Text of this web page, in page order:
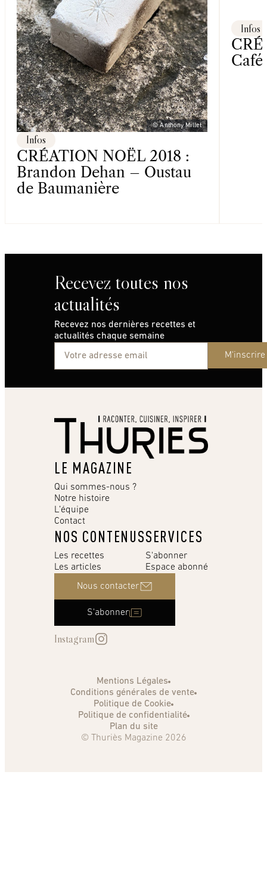
© Anthony Millet
Infos
CRÉATION NOËL 2018 :
Brandon Dehan – Oustau
de Baumanière
Infos
Recevez toutes nos
actualités
Recevez nos dernières recettes et
actualités chaque semaine
M'inscrire
LE MAGAZINE
Qui sommes-nous ?
Notre histoire
L’équipe
Contact
NOS CONTENUS
Les recettes
Les articles
SERVICES
S'abonner
Espace abonné
Nous contacter
S'abonner
Instagram
Mentions Légales
Conditions générales de vente
Politique de Cookie
Politique de confidentialité
Plan du site
© Thuriès Magazine 2026